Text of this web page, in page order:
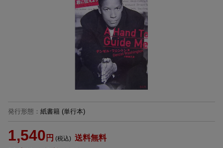
発行形態 ： 紙書籍 (単行本)
1,540 円 (税込) 送料無料